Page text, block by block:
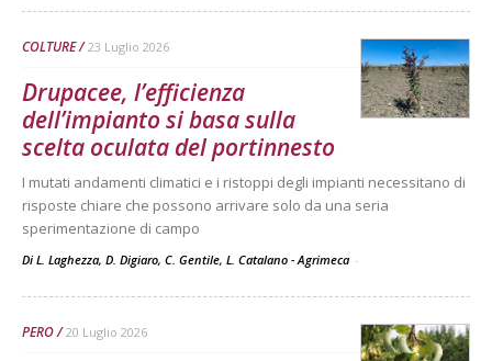
COLTURE 23 Luglio 2026
Drupacee, l’efficienza
dell’impianto si basa sulla
scelta oculata del portinnesto
I mutati andamenti climatici e i ristoppi degli impianti necessitano di
risposte chiare che possono arrivare solo da una seria
sperimentazione di campo
Di L. Laghezza, D. Digiaro, C. Gentile, L. Catalano - Agrimeca -
PERO 20 Luglio 2026